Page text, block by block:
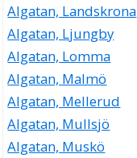
Algatan, Landskrona
Algatan, Ljungby
Algatan, Lomma
Algatan, Malmö
Algatan, Mellerud
Algatan, Mullsjö
Algatan, Muskö